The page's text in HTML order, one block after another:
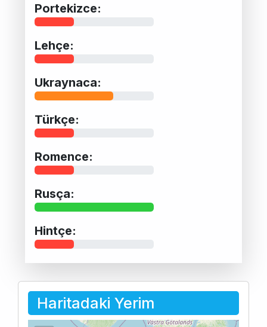
Portekizce:
Lehçe:
Ukraynaca:
Türkçe:
Romence:
Rusça:
Hintçe:
Haritadaki Yerim